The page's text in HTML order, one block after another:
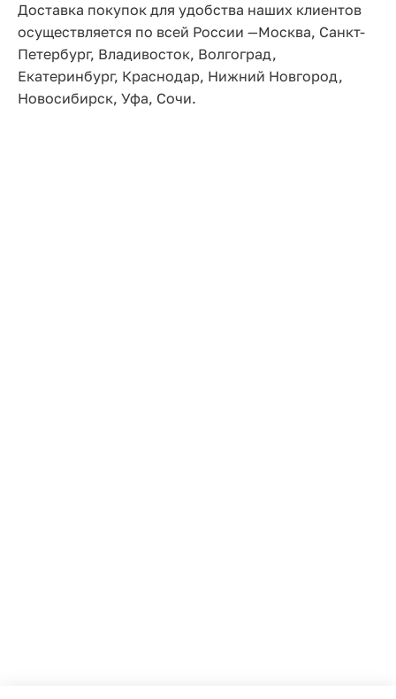
Доставка покупок для удобства наших клиентов
осуществляется по всей России —Москва, Санкт-
Петербург, Владивосток, Волгоград,
Екатеринбург, Краснодар, Нижний Новгород,
Новосибирск, Уфа, Сочи.